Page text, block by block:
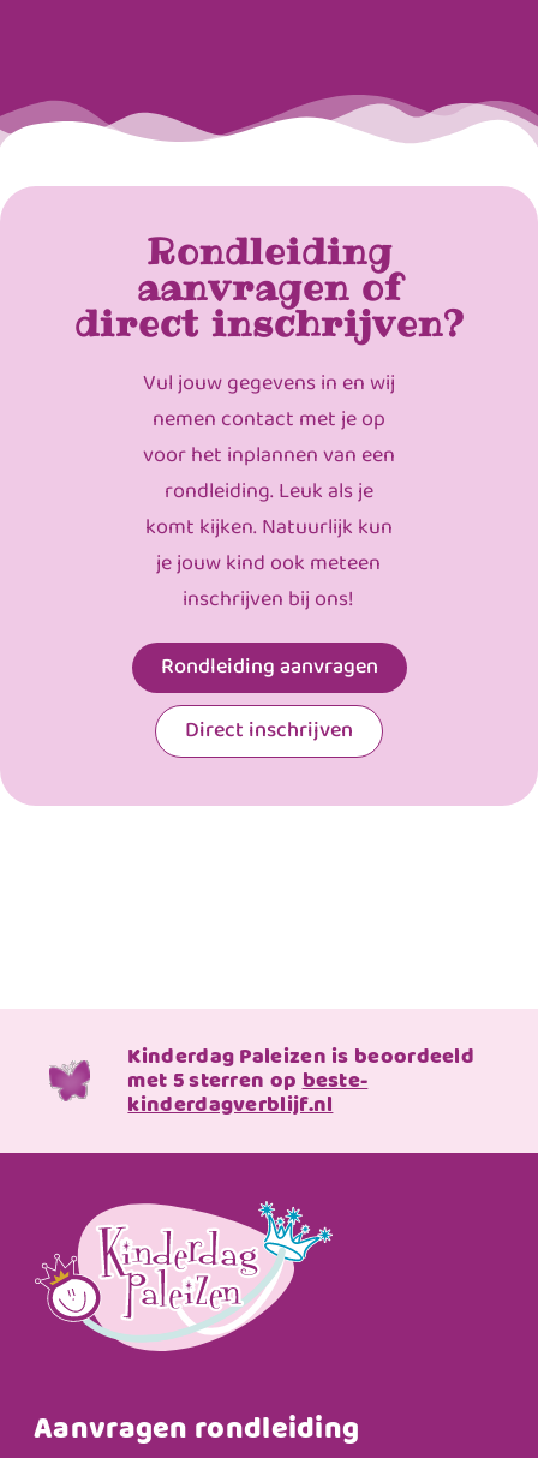
Rondleiding
aanvragen of
direct inschrijven?
Vul jouw gegevens in en wij
nemen contact met je op
voor het inplannen van een
rondleiding. Leuk als je
komt kijken. Natuurlijk kun
je jouw kind ook meteen
inschrijven bij ons!
Rondleiding aanvragen
Direct inschrijven
Kinderdag Paleizen is beoordeeld
met 5 sterren opbeste-
kinderdagverblijf.nl
Aanvragen rondleiding